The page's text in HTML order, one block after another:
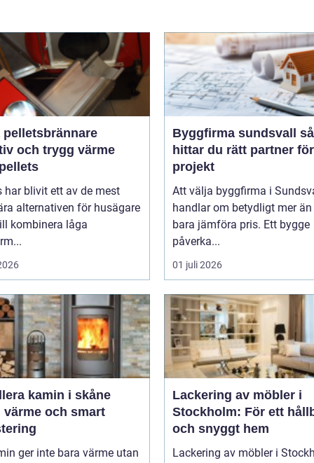
pelletsbrännare
och trygg värme
har blivit ett av de mest
alternativen för husägare
kombinera låga
Byggfirma sundsvall så
hittar du rätt partner
projekt
Att välja byggfirma i
handlar om betydligt mer
bara jämföra pris. Ett bygge
påverka...
01 juli 2026
kamin i skåne
värme och smart
ger inte bara värme utan
Lackering av möbler i
Stockholm: För ett
och snyggt hem
Lackering av möbler i